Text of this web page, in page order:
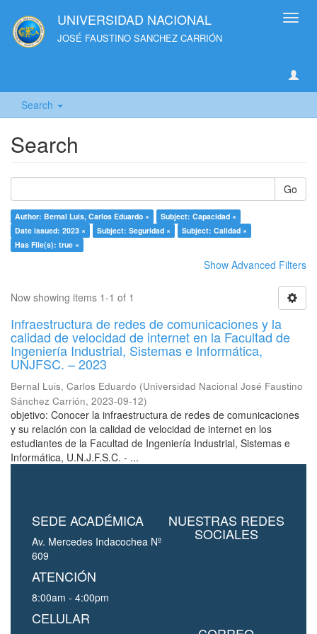
UNIVERSIDAD NACIONAL
JOSÉ FAUSTINO SANCHEZ CARRIÓN
Search
Search
Go
Author: Bernal Luis, Carlos Eduardo ×
Subject: Capacidad ×
Date issued: 2023 ×
Subject: Seguridad ×
Subject: Calidad ×
Has File(s): true ×
Show Advanced Filters
Now showing items 1-1 of 1
Infraestructura de redes de comunicaciones y la
calidad de velocidad de internet en la Facultad de
Ingeniería Industrial, Sistemas e Informática,
UNJFSC. – 2023
Bernal Luis, Carlos Eduardo (Universidad Nacional José Faustino
Sánchez Carrión, 2023-09-12)
objetivo: Conocer la infraestructura de redes de comunicaciones
y su relación con la calidad de velocidad de internet en los
estudiantes de la Facultad de Ingeniería Industrial, Sistemas e
Informática, U.N.J.F.S.C. - ...
SEDE ACADÉMICA
Av. Mercedes Indacochea Nº
609
ATENCIÓN
8:00am - 4:00pm
CELULAR
NUESTRAS REDES
SOCIALES